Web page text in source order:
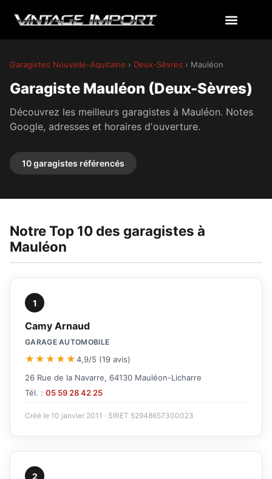
Garagistes Nouvelle-Aquitaine › Deux-Sèvres › Mauléon
Garagiste Mauléon (Deux-Sèvres)
Découvrez les meilleurs garagistes à Mauléon. Notes
Google, adresses et horaires d'ouverture.
10 garagistes référencés
Notre Top 10 des garagistes à
Mauléon
1
Camy Arnaud
GARAGE AUTOMOBILE
★★★★★4,9/5 (19 avis)
26 Rue de la Navarre, 64130 Mauléon-Licharre
Tél. : 05 59 28 42 25
Créé le 10 janvier 2011 · SIRET 52948657300023
2